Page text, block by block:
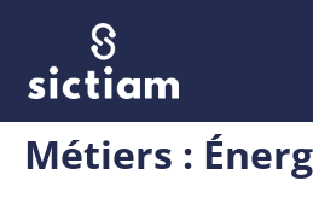
Métiers :